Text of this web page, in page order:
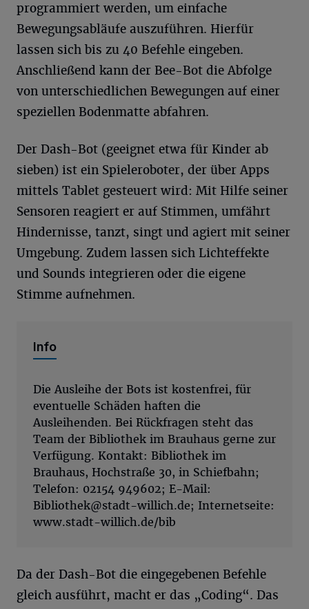
programmiert werden, um einfache
Bewegungsabläufe auszuführen. Hierfür
lassen sich bis zu 40 Befehle eingeben.
Anschließend kann der Bee-Bot die Abfolge
von unterschiedlichen Bewegungen auf einer
speziellen Bodenmatte abfahren.
Der Dash-Bot (geeignet etwa für Kinder ab
sieben) ist ein Spieleroboter, der über Apps
mittels Tablet gesteuert wird: Mit Hilfe seiner
Sensoren reagiert er auf Stimmen, umfährt
Hindernisse, tanzt, singt und agiert mit seiner
Umgebung. Zudem lassen sich Lichteffekte
und Sounds integrieren oder die eigene
Stimme aufnehmen.
Info
Die Ausleihe der Bots ist kostenfrei, für
eventuelle Schäden haften die
Ausleihenden. Bei Rückfragen steht das
Team der Bibliothek im Brauhaus gerne zur
Verfügung. Kontakt: Bibliothek im
Brauhaus, Hochstraße 30, in Schiefbahn;
Telefon: 02154 949602; E-Mail:
Bibliothek@stadt-willich.de; Internetseite:
www.stadt-willich.de/bib
Da der Dash-Bot die eingegebenen Befehle
gleich ausführt, macht er das „Coding“. Das